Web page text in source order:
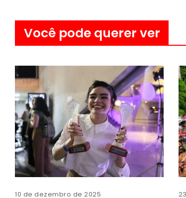
Você pode querer ver
10 de dezembro de 2025